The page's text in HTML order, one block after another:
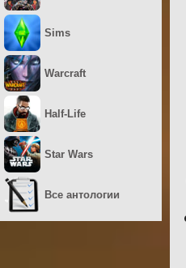
Sims
Warcraft
Half-Life
Star Wars
Все антологии